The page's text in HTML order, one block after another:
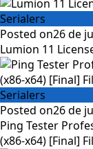
Serialers
Posted on26 de
Lumion 11
Serialers
Posted on26 de
Ping Tester
(x86-x64) [Final]